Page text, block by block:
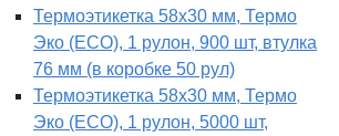
Термоэтикетка 58х30 мм, Термо
Эко (ECO), 1 рулон, 900 шт, втулка
76 мм (в коробке 50 рул)
Термоэтикетка 58х30 мм, Термо
Эко (ECO), 1 рулон, 5000 шт,